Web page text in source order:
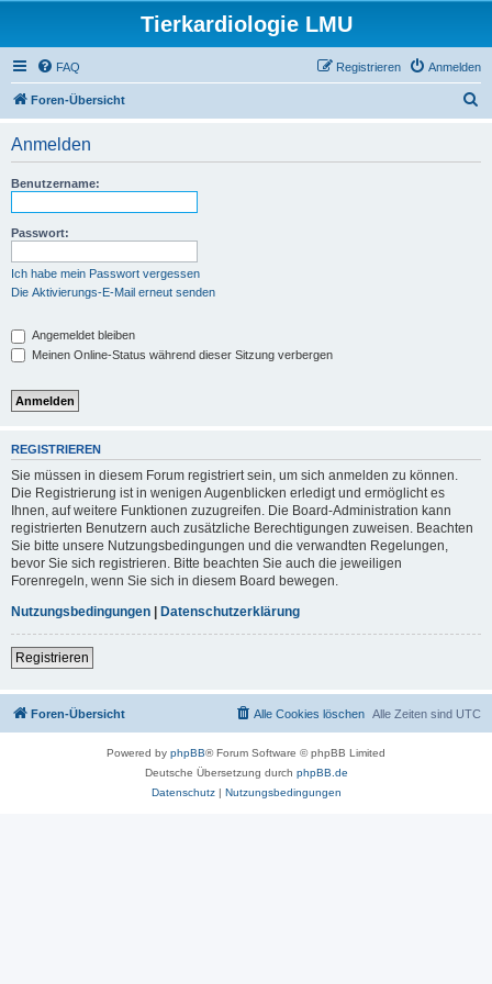
Tierkardiologie LMU
FAQ Anmelden
Registrieren
Foren-Übersicht
Anmelden
Benutzername:
Passwort:
Ich habe mein Passwort vergessen
Die Aktivierungs-E-Mail erneut senden
Angemeldet bleiben
Meinen Online-Status während dieser Sitzung verbergen
REGISTRIEREN
Sie müssen in diesem Forum registriert sein, um sich anmelden zu können.
Die Registrierung ist in wenigen Augenblicken erledigt und ermöglicht es
Ihnen, auf weitere Funktionen zuzugreifen. Die Board-Administration kann
registrierten Benutzern auch zusätzliche Berechtigungen zuweisen. Beachten
Sie bitte unsere Nutzungsbedingungen und die verwandten Regelungen,
bevor Sie sich registrieren. Bitte beachten Sie auch die jeweiligen
Forenregeln, wenn Sie sich in diesem Board bewegen.
Nutzungsbedingungen | Datenschutzerklärung
Registrieren
Foren-Übersicht Alle Zeiten sind UTC
Alle Cookies löschen
Powered by phpBB® Forum Software © phpBB Limited
Deutsche Übersetzung durch phpBB.de
Datenschutz| Nutzungsbedingungen